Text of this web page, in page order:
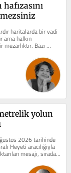
hafızasını
haritalarda bir vadi
ama halkın
mezarlıktır. Bazı
yolun
2026 tarihinde
Heyeti aracılığıyla
mesajı, sıradan